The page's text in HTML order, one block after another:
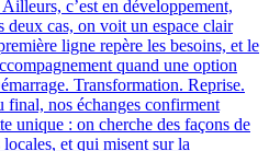
c’est en développement,
deux cas, on voit un espace clair
ligne repère les besoins, et le
quand une option
Transformation. Reprise.
final, nos échanges confirment
unique : on cherche des façons de
et qui misent sur la